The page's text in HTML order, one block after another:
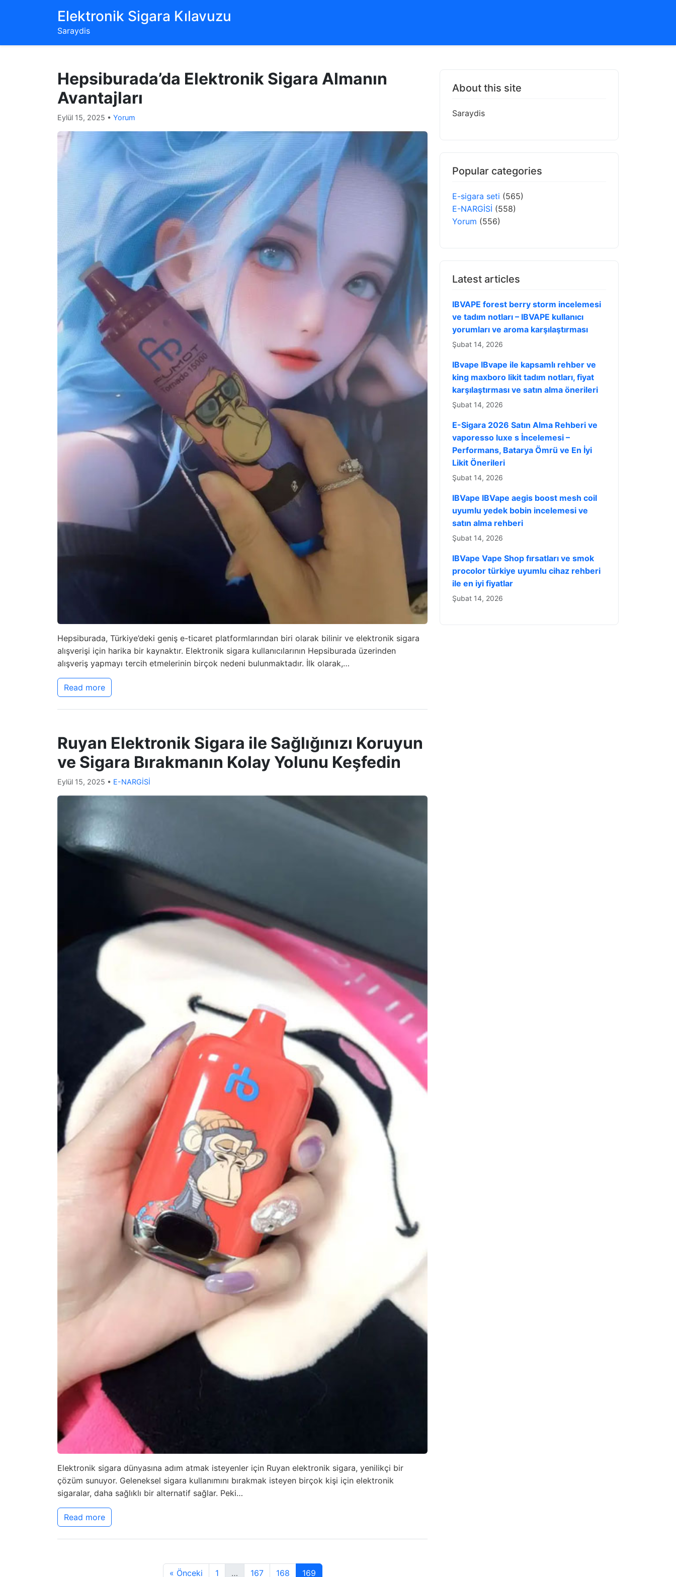
‌Elektronik Sigara Kılavuzu‌
Saraydis
Hepsiburada’da Elektronik Sigara Almanın
Avantajları
Eylül 15, 2025 • Yorum
Hepsiburada, Türkiye’deki geniş e-ticaret platformlarından biri olarak bilinir ve elektronik sigara
alışverişi için harika bir kaynaktır. Elektronik sigara kullanıcılarının Hepsiburada üzerinden
alışveriş yapmayı tercih etmelerinin birçok nedeni bulunmaktadır. İlk olarak,…
Read more
Ruyan Elektronik Sigara ile Sağlığınızı Koruyun
ve Sigara Bırakmanın Kolay Yolunu Keşfedin
Eylül 15, 2025 • E-NARGİSİ
Elektronik sigara dünyasına adım atmak isteyenler için Ruyan elektronik sigara, yenilikçi bir
çözüm sunuyor. Geleneksel sigara kullanımını bırakmak isteyen birçok kişi için elektronik
sigaralar, daha sağlıklı bir alternatif sağlar. Peki…
Read more
« Önceki 1 … 167 168 169
About this site
Saraydis
Popular categories
E-sigara seti (565)
E-NARGİSİ (558)
Yorum (556)
Latest articles
IBVAPE forest berry storm incelemesi
ve tadım notları – IBVAPE kullanıcı
yorumları ve aroma karşılaştırması
Şubat 14, 2026
IBvape IBvape ile kapsamlı rehber ve
king maxboro likit tadım notları, fiyat
karşılaştırması ve satın alma önerileri
Şubat 14, 2026
E-Sigara 2026 Satın Alma Rehberi ve
vaporesso luxe s İncelemesi –
Performans, Batarya Ömrü ve En İyi
Likit Önerileri
Şubat 14, 2026
IBVape IBVape aegis boost mesh coil
uyumlu yedek bobin incelemesi ve
satın alma rehberi
Şubat 14, 2026
IBVape Vape Shop fırsatları ve smok
procolor türkiye uyumlu cihaz rehberi
ile en iyi fiyatlar
Şubat 14, 2026